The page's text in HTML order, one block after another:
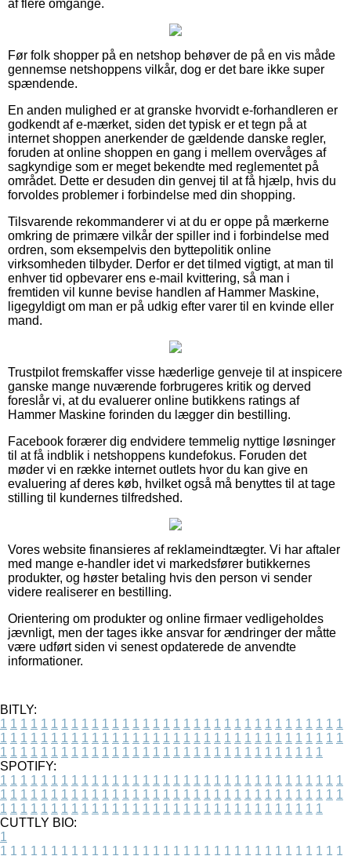
af flere omgange.
Før folk shopper på en netshop behøver de på en vis måde
gennemse netshoppens vilkår, dog er det bare ikke super
spændende.
En anden mulighed er at granske hvorvidt e-forhandleren er
godkendt af e-mærket, siden det typisk er et tegn på at
internet shoppen anerkender de gældende danske regler,
foruden at online shoppen en gang i mellem overvåges af
sagkyndige som er meget bekendte med reglementet på
området. Dette er desuden din genvej til at få hjælp, hvis du
forvoldes problemer i forbindelse med din shopping.
Tilsvarende rekommanderer vi at du er oppe på mærkerne
omkring de primære vilkår der spiller ind i forbindelse med
ordren, som eksempelvis den byttepolitik online
virksomheden tilbyder. Derfor er det tilmed vigtigt, at man til
enhver tid opbevarer ens e-mail kvittering, så man i
fremtiden vil kunne bevise handlen af Hammer Maskine,
ligegyldigt om man er på udkig efter varer til en kvinde eller
mand.
Trustpilot fremskaffer visse hæderlige genveje til at inspicere
ganske mange nuværende forbrugeres kritik og derved
foreslår vi, at du evaluerer online butikkens ratings af
Hammer Maskine forinden du lægger din bestilling.
Facebook forærer dig endvidere temmelig nyttige løsninger
til at få indblik i netshoppens kundefokus. Foruden det
møder vi en række internet outlets hvor du kan give en
evaluering af deres køb, hvilket også må benyttes til at tage
stilling til kundernes tilfredshed.
Vores website finansieres af reklameindtægter. Vi har aftaler
med mange e-handler idet vi markedsfører butikkernes
produkter, og høster betaling hvis den person vi sender
videre realiserer en bestilling.
Orientering om produkter og online firmaer vedligeholdes
jævnligt, men der tages ikke ansvar for ændringer der måtte
være udført siden vi senest opdaterede de anvendte
informationer.
BITLY:
1 1 1 1 1 1 1 1 1 1 1 1 1 1 1 1 1 1 1 1 1 1 1 1 1 1 1 1 1 1 1 1 1 1
1 1 1 1 1 1 1 1 1 1 1 1 1 1 1 1 1 1 1 1 1 1 1 1 1 1 1 1 1 1 1 1 1 1
1 1 1 1 1 1 1 1 1 1 1 1 1 1 1 1 1 1 1 1 1 1 1 1 1 1 1 1 1 1 1 1
SPOTIFY:
1 1 1 1 1 1 1 1 1 1 1 1 1 1 1 1 1 1 1 1 1 1 1 1 1 1 1 1 1 1 1 1 1 1
1 1 1 1 1 1 1 1 1 1 1 1 1 1 1 1 1 1 1 1 1 1 1 1 1 1 1 1 1 1 1 1 1 1
1 1 1 1 1 1 1 1 1 1 1 1 1 1 1 1 1 1 1 1 1 1 1 1 1 1 1 1 1 1 1 1
CUTTLY BIO:
1
1 1 1 1 1 1 1 1 1 1 1 1 1 1 1 1 1 1 1 1 1 1 1 1 1 1 1 1 1 1 1 1 1 1